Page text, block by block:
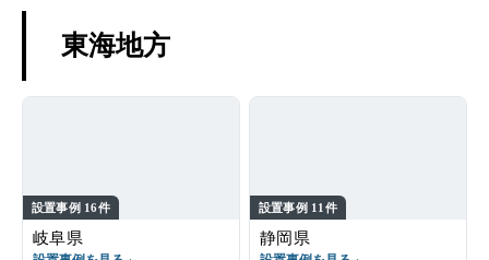
東海地方
設置事例 16件
岐阜県
設置事例 11件
静岡県